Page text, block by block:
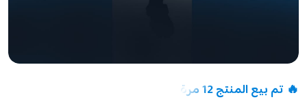
🔥 تم بيع المنتج 12 مرة